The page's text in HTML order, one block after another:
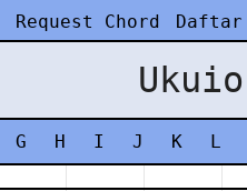
Request Chord Daftar
Ukuio
G H I J K L